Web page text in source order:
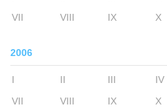
VII
VIII IX X
2006
I II III IV
VII
VIII IX X